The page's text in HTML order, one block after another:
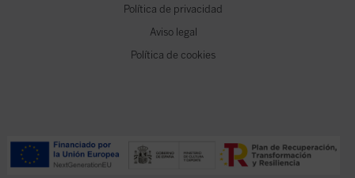
Política de privacidad
Aviso legal
Política de cookies